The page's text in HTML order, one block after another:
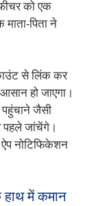
को एक
पिता ने
से लिंक कर
हो जाएगा।
जैसी
पहले जांचेंगे।
ऐप नोटिफिकेशन
हाथ में कमान